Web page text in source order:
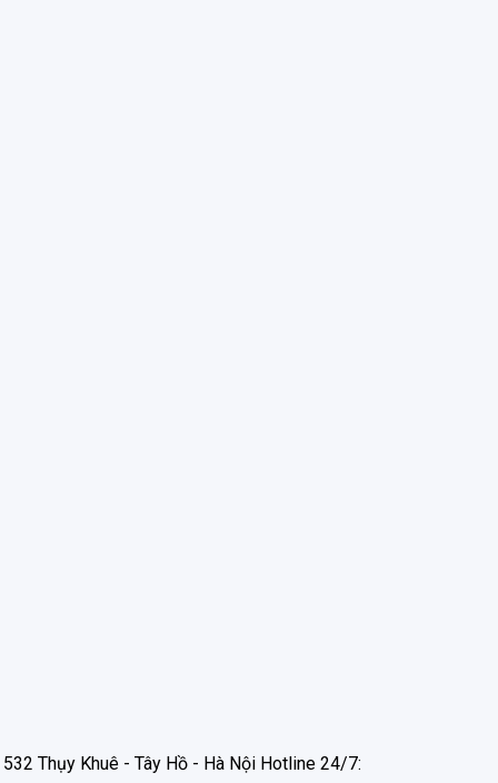
532 Thụy Khuê - Tây Hồ - Hà Nội Hotline 24/7: